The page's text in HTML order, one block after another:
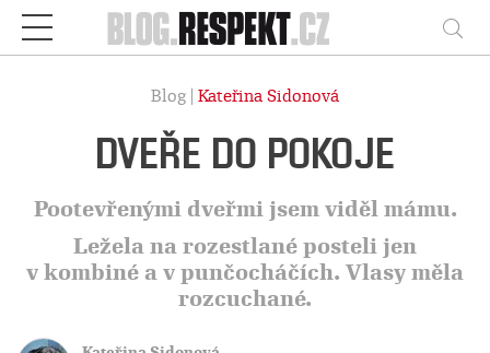
Respekt
Blog | Kateřina Sidonová
DVEŘE DO POKOJE
Pootevřenými dveřmi jsem viděl mámu.
Ležela na rozestlané posteli jen
v kombiné a v punčocháčích. Vlasy měla
rozcuchané.